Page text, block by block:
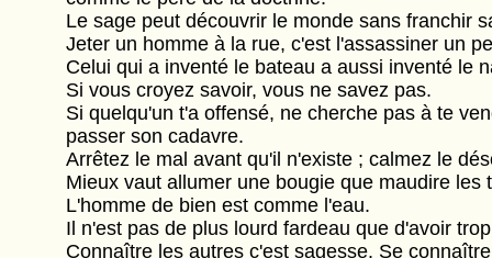
Le sage peut découvrir le monde sans franchir
Jeter un homme à la rue, c'est l'assassiner un
Celui qui a inventé le bateau a aussi inventé le
Si vous croyez savoir, vous ne savez pas.
Si quelqu'un t'a offensé, ne cherche pas à te
passer son cadavre.
Arrêtez le mal avant qu'il n'existe ; calmez le
Mieux vaut allumer une bougie que maudire les
L'homme de bien est comme l'eau.
Il n'est pas de plus lourd fardeau que d'avoir
Connaître les autres c'est sagesse. Se